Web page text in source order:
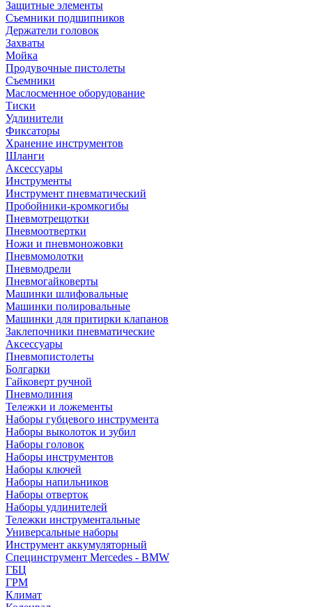
Защитные элементы
Съемники подшипников
Держатели головок
Захваты
Мойка
Продувочные пистолеты
Съемники
Маслосменное оборудование
Тиски
Удлинители
Фиксаторы
Хранение инструментов
Шланги
Аксессуары
Инструменты
Инструмент пневматический
Пробойники-кромкогибы
Пневмотрещотки
Пневмоотвертки
Ножи и пневмоножовки
Пневмомолотки
Пневмодрели
Пневмогайковерты
Машинки шлифовальные
Машинки полировальные
Машинки для притирки клапанов
Заклепочники пневматические
Аксессуары
Пневмопистолеты
Болгарки
Гайковерт ручной
Пневмолиния
Тележки и ложементы
Наборы губцевого инструмента
Наборы выколоток и зубил
Наборы головок
Наборы инструментов
Наборы ключей
Наборы напильников
Наборы отверток
Наборы удлинителей
Тележки инструментальные
Универсальные наборы
Инструмент аккумуляторный
Специнструмент Mercedes - BMW
ГБЦ
ГРМ
Климат